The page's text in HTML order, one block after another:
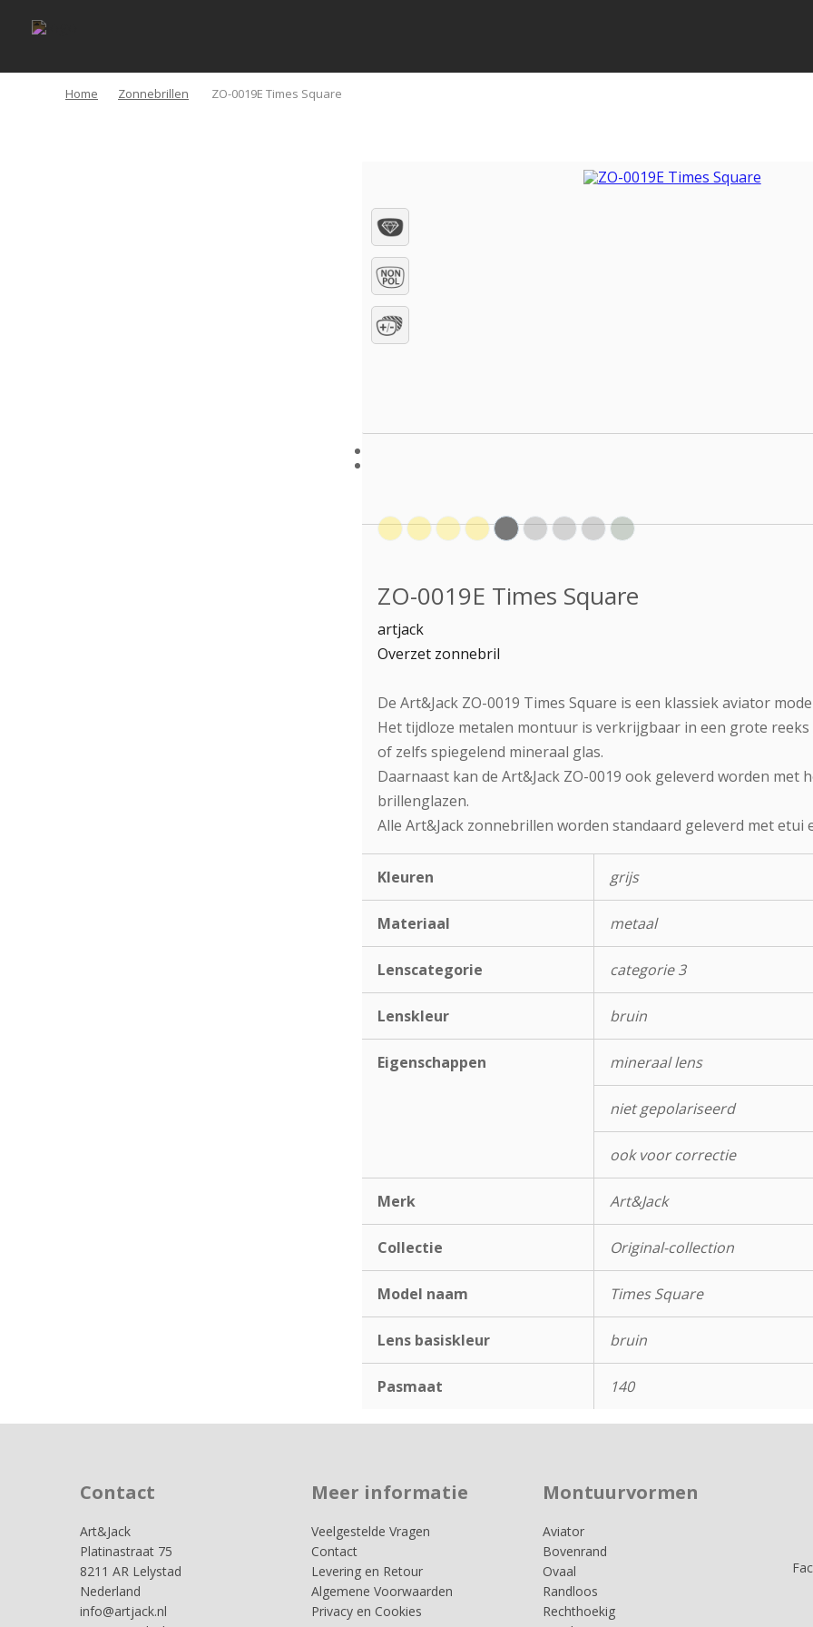
Home Zonnebrillen ZO-0019E Times Square
ZO-0019E Times Square
artjack
Overzet zonnebril
De Art&Jack ZO-0019 Times Square is een klassiek aviator
Het tijdloze metalen montuur is verkrijgbaar in een grote
of zelfs spiegelend mineraal glas.
Daarnaast kan de Art&Jack ZO-0019 ook geleverd worden
brillenglazen.
Alle Art&Jack zonnebrillen worden standaard geleverd met etui
Kleuren grijs
Materiaal metaal
Lenscategorie categorie 3
Lenskleur bruin
Eigenschappen mineraal lens
niet gepolariseerd
ook voor correctie
Merk Art&Jack
Collectie Original-collection
Model naam Times Square
Lens basiskleur bruin
Pasmaat 140
Contact
Art&Jack
Platinastraat 75
8211 AR Lelystad
Nederland
info@artjack.nl
Meer informatie
Veelgestelde Vragen
Contact
Levering en Retour
Algemene Voorwaarden
Privacy en Cookies
Montuurvormen
Aviator
Bovenrand
Ovaal
Randloos
Rechthoekig